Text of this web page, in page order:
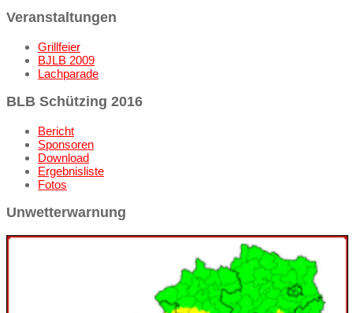
Veranstaltungen
Grillfeier
BJLB 2009
Lachparade
BLB Schützing 2016
Bericht
Sponsoren
Download
Ergebnisliste
Fotos
Unwetterwarnung